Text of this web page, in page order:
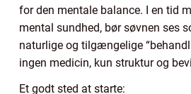
for den mentale balance. I en tid
mental sundhed, bør søvnen ses
naturlige og tilgængelige
ingen medicin, kun struktur og
Et godt sted at starte: